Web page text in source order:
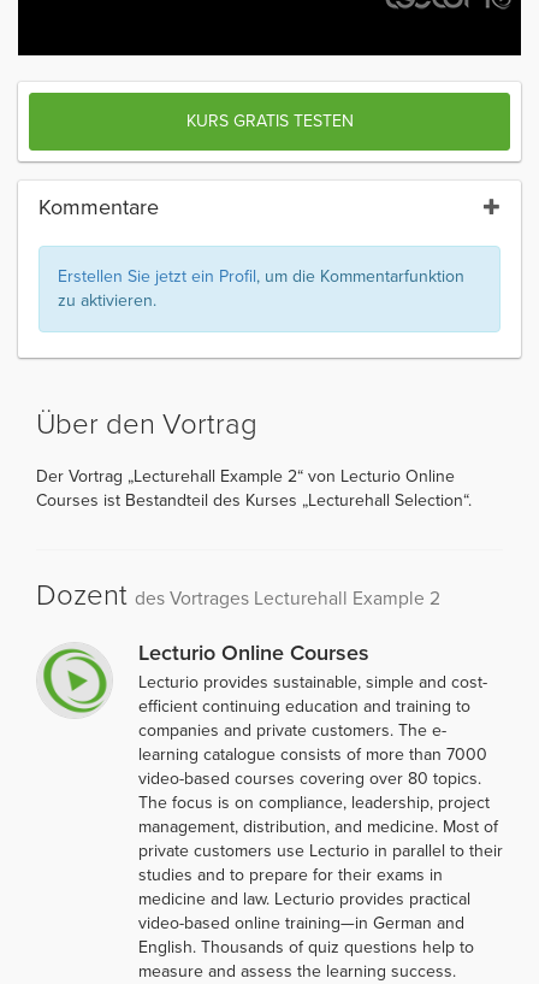
KURS GRATIS TESTEN
Kommentare
Erstellen Sie jetzt ein Profil, um die Kommentarfunktion
zu aktivieren.
Über den Vortrag
Der Vortrag „Lecturehall Example 2“ von Lecturio Online
Courses ist Bestandteil des Kurses „Lecturehall Selection“.
Dozent des Vortrages Lecturehall Example 2
Lecturio Online Courses
Lecturio provides sustainable, simple and cost-
efficient continuing education and training to
companies and private customers. The e-
learning catalogue consists of more than 7000
video-based courses covering over 80 topics.
The focus is on compliance, leadership, project
management, distribution, and medicine. Most of
private customers use Lecturio in parallel to their
studies and to prepare for their exams in
medicine and law. Lecturio provides practical
video-based online training—in German and
English. Thousands of quiz questions help to
measure and assess the learning success.